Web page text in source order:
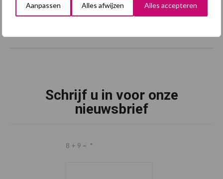
Aanpassen Alles afwijzen Alles accepteren
Schrijf u in voor onze
nieuwsbrief
8 + 9 = *